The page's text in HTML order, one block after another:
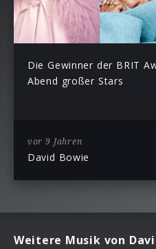
Die Gewinner der BRIT
Abend großer Stars
vor 9 Jahren
David Bowie
Weitere Musik von